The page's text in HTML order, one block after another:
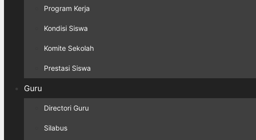
Program Kerja
Kondisi Siswa
Komite Sekolah
Prestasi Siswa
Guru
Directori Guru
Silabus